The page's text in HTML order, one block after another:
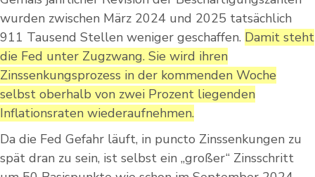
wurden zwischen März 2024 und 2025 tatsächlich
911 Tausend Stellen weniger geschaffen. Damit steht
die Fed unter Zugzwang. Sie wird ihren
Zinssenkungsprozess in der kommenden Woche
selbst oberhalb von zwei Prozent liegenden
Inflationsraten wiederaufnehmen.
Da die Fed Gefahr läuft, in puncto Zinssenkungen zu
spät dran zu sein, ist selbst ein „großer“ Zinsschritt